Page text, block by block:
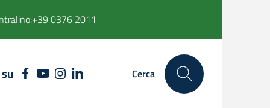
+39 0376 2011
FACEBOOK
YOUTUBE
INSTAGRAM
LINKEDIN Cerca